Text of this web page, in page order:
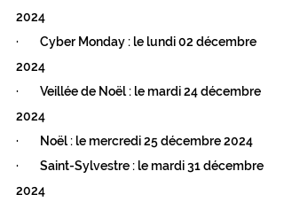
2024
·        Cyber Monday : le lundi 02 décembre
2024
·        Veillée de Noël : le mardi 24 décembre
2024
·        Noël : le mercredi 25 décembre 2024
·        Saint-Sylvestre : le mardi 31 décembre
2024